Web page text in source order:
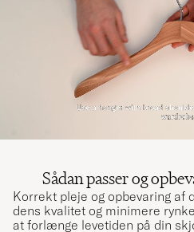
Sådan passer og
Korrekt pleje og opbevaring af
dens kvalitet og minimere
at forlænge levetiden på din